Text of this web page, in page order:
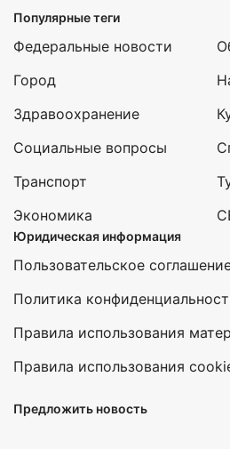
Популярные теги
Федеральные новости
Город
Здравоохранение
Социальные вопросы
Транспорт
Экономика
Юридическая информация
Пользовательское
Политика
Правила использования
Правила использования
Предложить новость